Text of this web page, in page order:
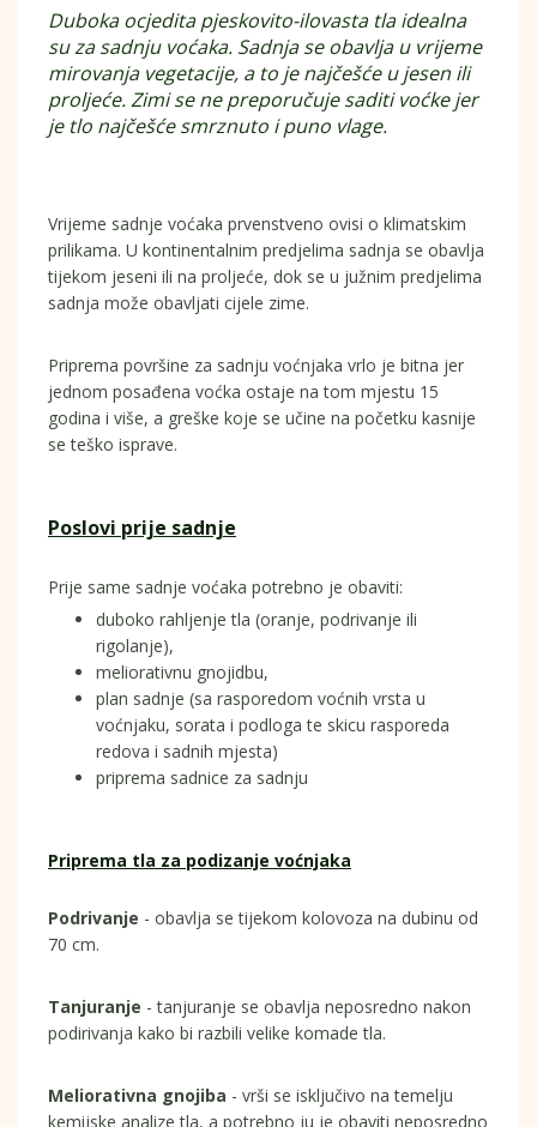
Duboka ocjedita pjeskovito-ilovasta tla idealna
su za sadnju voćaka. Sadnja se obavlja u vrijeme
mirovanja vegetacije, a to je najčešće u jesen ili
proljeće. Zimi se ne preporučuje saditi voćke jer
je tlo najčešće smrznuto i puno vlage.
Vrijeme sadnje voćaka prvenstveno ovisi o klimatskim
prilikama. U kontinentalnim predjelima sadnja se obavlja
tijekom jeseni ili na proljeće, dok se u južnim predjelima
sadnja može obavljati cijele zime.
Priprema površine za sadnju voćnjaka vrlo je bitna jer
jednom posađena voćka ostaje na tom mjestu 15
godina i više, a greške koje se učine na početku kasnije
se teško isprave.
Poslovi prije sadnje
Prije same sadnje voćaka potrebno je obaviti:
duboko rahljenje tla (oranje, podrivanje ili
rigolanje),
meliorativnu gnojidbu,
plan sadnje (sa rasporedom voćnih vrsta u
voćnjaku, sorata i podloga te skicu rasporeda
redova i sadnih mjesta)
priprema sadnice za sadnju
Priprema tla za podizanje voćnjaka
Podrivanje - obavlja se tijekom kolovoza na dubinu od
70 cm.
Tanjuranje - tanjuranje se obavlja neposredno nakon
podirivanja kako bi razbili velike komade tla.
Meliorativna gnojiba - vrši se isključivo na temelju
kemijske analize tla, a potrebno ju je obaviti neposredno